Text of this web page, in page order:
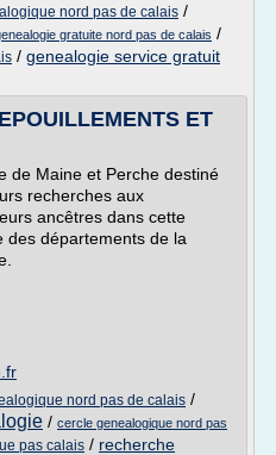
nord pas de calais /
gratuite nord pas de calais /
/ genealogie service gratuit
ET
de Maine et Perche destiné
recherches aux
ancêtres dans cette
des départements de la
nord pas de calais /
/ cercle genealogique nord pas
pas calais / recherche